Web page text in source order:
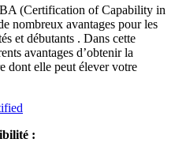
(Certification of Capability in
nombreux avantages pour les
et débutants . Dans cette
avantages d’obtenir la
dont elle peut élever votre
: